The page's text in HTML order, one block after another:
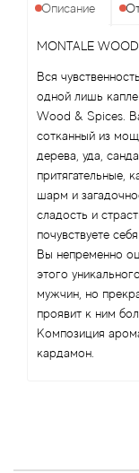
Описание
MONTALE
Вся
одной лишь
Wood & Spices.
сотканный из
дерева, уда,
притягательные,
шарм и
сладость и
почувствуете
Вы непременно
этого
мужчин, но
проявит к ним
Композиция
кардамон.
Angel Schlesser
Anima Mundi
Anna Sui
Annayake
Anne Fontaine
Annick Goutal
Antonia's Flowers